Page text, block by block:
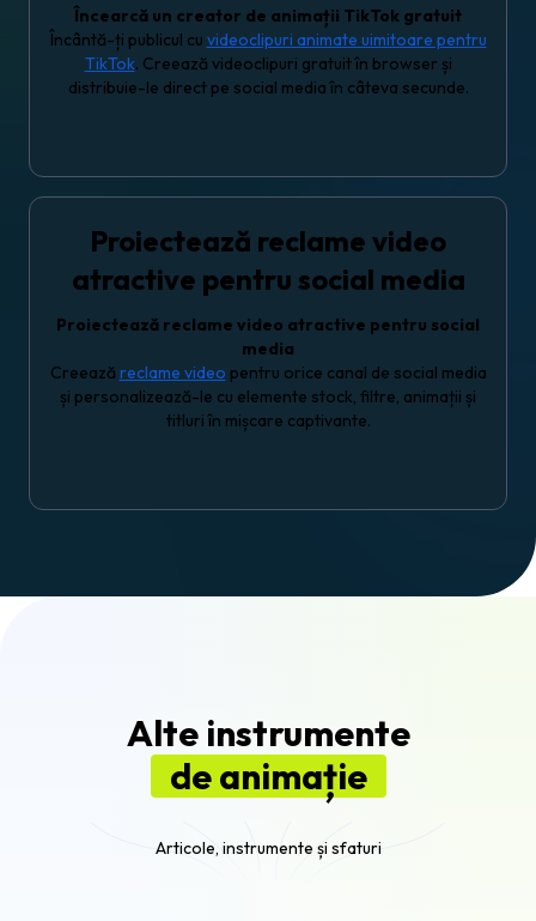
Încearcă un creator de animații TikTok gratuit
Încântă-ți publicul cu videoclipuri animate uimitoare pentru
TikTok. Creează videoclipuri gratuit în browser și
distribuie-le direct pe social media în câteva secunde.
Proiectează reclame video
atractive pentru social media
Proiectează reclame video atractive pentru social
media
Creează reclame video pentru orice canal de social media
și personalizează-le cu elemente stock, filtre, animații și
titluri în mișcare captivante.
Alte instrumente
de animație
Articole, instrumente și sfaturi